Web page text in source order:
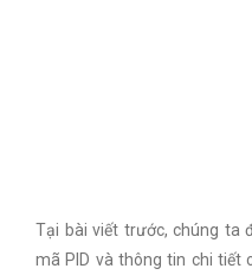
Tại bài viết trước, chúng ta
mã PID và thông tin chi tiết